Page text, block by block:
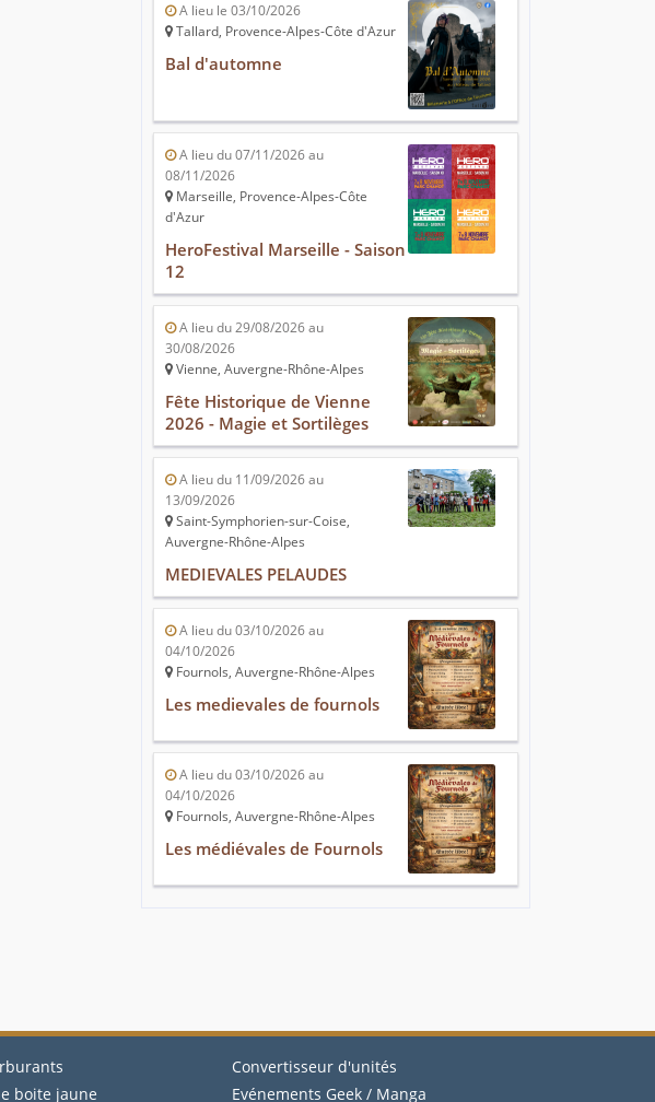
A lieu le 03/10/2026
Tallard, Provence-Alpes-Côte d'Azur
Bal d'automne
A lieu du 07/11/2026 au
08/11/2026
Marseille, Provence-Alpes-Côte
d'Azur
HeroFestival Marseille - Saison
12
A lieu du 29/08/2026 au
30/08/2026
Vienne, Auvergne-Rhône-Alpes
Fête Historique de Vienne
2026 - Magie et Sortilèges
A lieu du 11/09/2026 au
13/09/2026
Saint-Symphorien-sur-Coise,
Auvergne-Rhône-Alpes
MEDIEVALES PELAUDES
A lieu du 03/10/2026 au
04/10/2026
Fournols, Auvergne-Rhône-Alpes
Les medievales de fournols
A lieu du 03/10/2026 au
04/10/2026
Fournols, Auvergne-Rhône-Alpes
Les médiévales de Fournols
boite jaune
Convertisseur d'unités
Evénements Geek / Manga